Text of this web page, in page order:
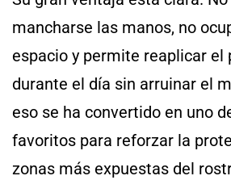
mancharse las manos, no
espacio y permite reaplicar el
durante el día sin arruinar el
eso se ha convertido en uno
favoritos para reforzar la
zonas más expuestas del